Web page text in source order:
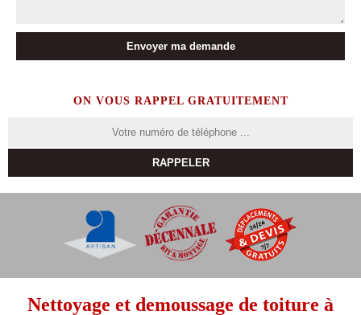
ON VOUS RAPPEL GRATUITEMENT
Nettoyage et demoussage de toiture à